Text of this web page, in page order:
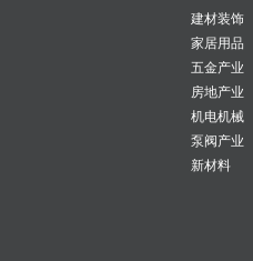
建材装饰
家居用品
五金产业
房地产业
机电机械
泵阀产业
新材料